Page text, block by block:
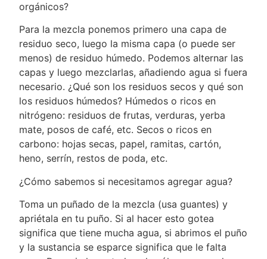
orgánicos?
Para la mezcla ponemos primero una capa de
residuo seco, luego la misma capa (o puede ser
menos) de residuo húmedo. Podemos alternar las
capas y luego mezclarlas, añadiendo agua si fuera
necesario. ¿Qué son los residuos secos y qué son
los residuos húmedos? Húmedos o ricos en
nitrógeno: residuos de frutas, verduras, yerba
mate, posos de café, etc. Secos o ricos en
carbono: hojas secas, papel, ramitas, cartón,
heno, serrín, restos de poda, etc.
¿Cómo sabemos si necesitamos agregar agua?
Toma un puñado de la mezcla (usa guantes) y
apriétala en tu puño. Si al hacer esto gotea
significa que tiene mucha agua, si abrimos el puño
y la sustancia se esparce significa que le falta